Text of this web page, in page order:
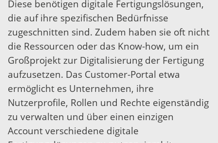
Diese benötigen digitale Fertigungslösungen,
die auf ihre spezifischen Bedürfnisse
zugeschnitten sind. Zudem haben sie oft nicht
die Ressourcen oder das Know-how, um ein
Großprojekt zur Digitalisierung der Fertigung
aufzusetzen. Das Customer-Portal etwa
ermöglicht es Unternehmen, ihre
Nutzerprofile, Rollen und Rechte eigenständig
zu verwalten und über einen einzigen
Account verschiedene digitale